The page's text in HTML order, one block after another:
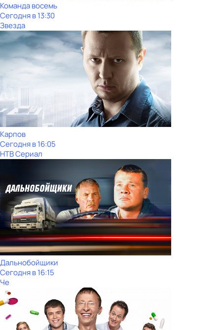
Команда восемь
Сегодня в 13:30
Звезда
Карпов
Сегодня в 16:05
НТВ Сериал
Дальнобойщики
Сегодня в 16:15
Че